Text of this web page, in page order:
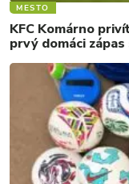
MESTO
KFC Komárno
prvý domáci